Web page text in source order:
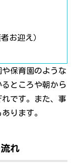
お迎え）
保育園のような
ところや朝から
です。また、事
ります。
れ